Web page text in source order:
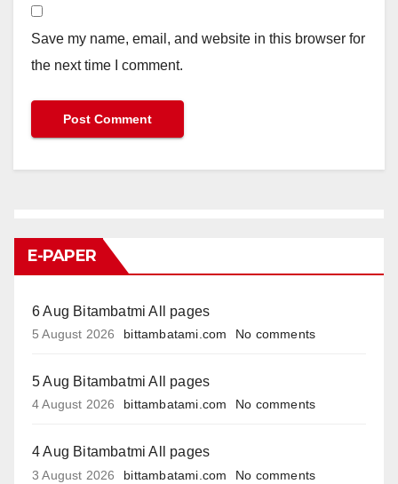
Save my name, email, and website in this browser for
the next time I comment.
E-PAPER
6 Aug Bitambatmi All pages
5 August 2026 bittambatami.com No comments
5 Aug Bitambatmi All pages
4 August 2026 bittambatami.com No comments
4 Aug Bitambatmi All pages
3 August 2026 bittambatami.com No comments